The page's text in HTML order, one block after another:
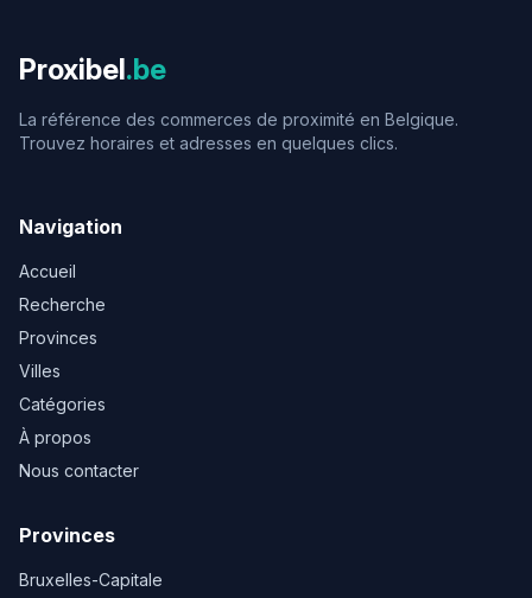
Proxibel.be
La référence des commerces de proximité en Belgique.
Trouvez horaires et adresses en quelques clics.
Navigation
Accueil
Recherche
Provinces
Villes
Catégories
À propos
Nous contacter
Provinces
Bruxelles-Capitale